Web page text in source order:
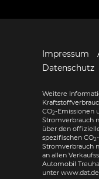
Impressum
Datenschutz
Weitere
CO2-Emissionen
Stromverbrauch
über den
spezifischen CO2
Stromverbrauch
an allen
Automobil
unter